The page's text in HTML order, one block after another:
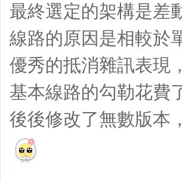
最終選定的架構是差
線路的原因是相較於
優秀的抵消雜訊表現
基本線路的勾勒花費
後後修改了無數版本